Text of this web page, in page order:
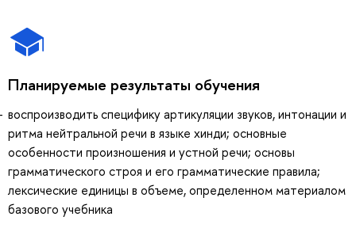
Планируемые результаты обучения
воспроизводить специфику артикуляции звуков, интонации и
ритма нейтральной речи в языке хинди; основные
особенности произношения и устной речи; основы
грамматического строя и его грамматические правила;
лексические единицы в объеме, определенном материалом
базового учебника